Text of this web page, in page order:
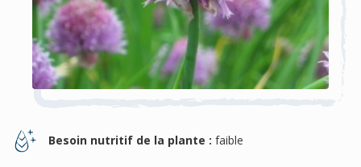
Besoin nutritif de la plante : faible